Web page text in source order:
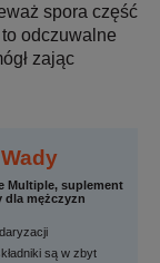
spora część
to odczuwalne
zając
Wady
Multiple, suplement
dla mężczyzn
są w zbyt